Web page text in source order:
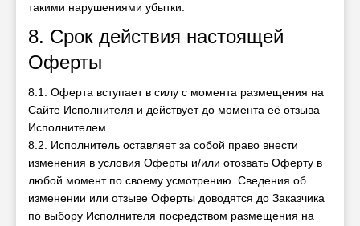
такими нарушениями убытки.
8. Срок действия настоящей
Оферты
8.1. Оферта вступает в силу с момента размещения на
Сайте Исполнителя и действует до момента её отзыва
Исполнителем.
8.2. Исполнитель оставляет за собой право внести
изменения в условия Оферты и/или отозвать Оферту в
любой момент по своему усмотрению. Сведения об
изменении или отзыве Оферты доводятся до Заказчика
по выбору Исполнителя посредством размещения на